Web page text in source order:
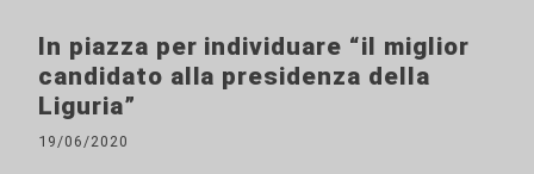
In piazza per individuare “il miglior
candidato alla presidenza della
Liguria”
19/06/2020